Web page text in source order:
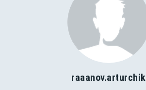
raaanov.arturchik